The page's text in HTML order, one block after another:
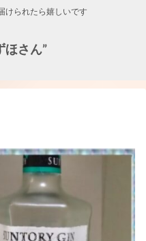
けられたら嬉しいです
ほさん”